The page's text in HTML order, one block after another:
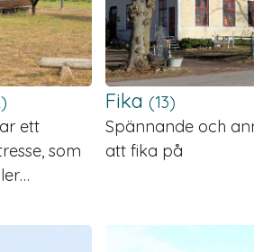
ett
som
Fika (13)
Spännande och
att fika på